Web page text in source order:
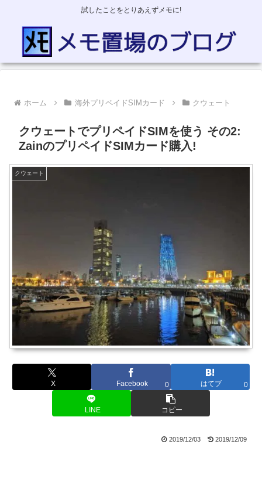
試したことをとりあえずメモに!
ホーム 海外プリペイドSIMカード クウェート
クウェートでプリペイドSIMを使う その2:
ZainのプリペイドSIMカード購入!
クウェート
X Facebook 0 はてブ 0
LINE コピー
2019/12/03 2019/12/09